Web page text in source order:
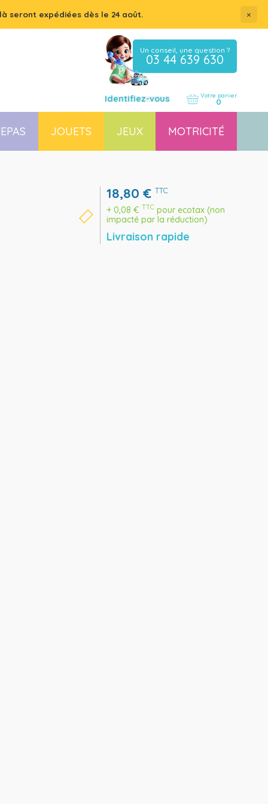
seront expédiées dès le 24 août. ×
Un conseil, une question ?
03 44 639 630
Identifiez-vous Votre panier
0
JOUETS JEUX MOTRICITÉ
18,80€ TTC
+0,08€ TTC pour ecotax (non
impacté par la réduction)
Livraison rapide